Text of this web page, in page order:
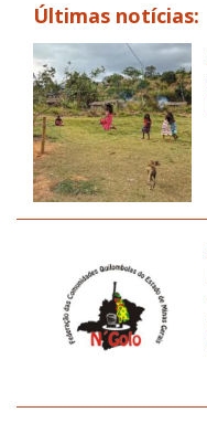
Últimas notícias: